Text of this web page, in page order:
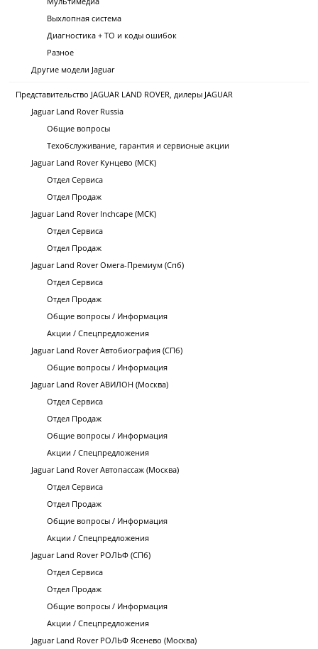
Выхлопная система
Диагностика + ТО и коды ошибок
Разное
Другие модели Jaguar
Представительство JAGUAR LAND ROVER, дилеры JAGUAR
Jaguar Land Rover Russia
Общие вопросы
Техобслуживание, гарантия и сервисные акции
Jaguar Land Rover Кунцево (МСК)
Отдел Сервиса
Отдел Продаж
Jaguar Land Rover Inchcape (МСК)
Отдел Сервиса
Отдел Продаж
Jaguar Land Rover Омега-Премиум (Спб)
Отдел Сервиса
Отдел Продаж
Общие вопросы / Информация
Акции / Спецпредложения
Jaguar Land Rover Автобиография (СПб)
Общие вопросы / Информация
Jaguar Land Rover АВИЛОН (Москва)
Отдел Сервиса
Отдел Продаж
Общие вопросы / Информация
Акции / Спецпредложения
Jaguar Land Rover Автопассаж (Москва)
Отдел Сервиса
Отдел Продаж
Общие вопросы / Информация
Акции / Спецпредложения
Jaguar Land Rover РОЛЬФ (СПб)
Отдел Сервиса
Отдел Продаж
Общие вопросы / Информация
Акции / Спецпредложения
Jaguar Land Rover РОЛЬФ Ясенево (Москва)